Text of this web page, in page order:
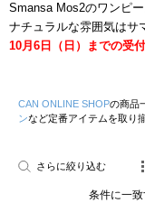
Smansa Mos2のワンピ
ナチュラルな雰囲気はサ
10月6日（日）までの受
CAN ONLINE SHOPの商品
ンなど定番アイテムを取り
さらに絞り込む
条件に一致